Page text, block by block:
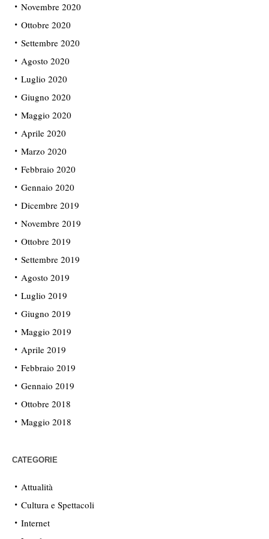
Novembre 2020
Ottobre 2020
Settembre 2020
Agosto 2020
Luglio 2020
Giugno 2020
Maggio 2020
Aprile 2020
Marzo 2020
Febbraio 2020
Gennaio 2020
Dicembre 2019
Novembre 2019
Ottobre 2019
Settembre 2019
Agosto 2019
Luglio 2019
Giugno 2019
Maggio 2019
Aprile 2019
Febbraio 2019
Gennaio 2019
Ottobre 2018
Maggio 2018
CATEGORIE
Attualità
Cultura e Spettacoli
Internet